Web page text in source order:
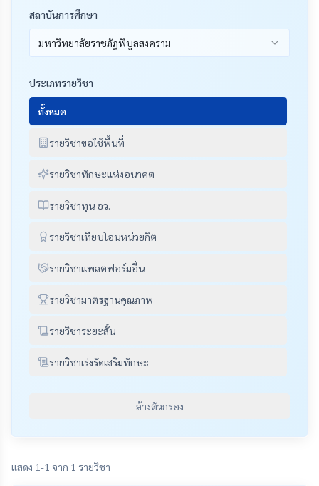
สถาบันการศึกษา
มหาวิทยาลัยราชภัฏพิบูลสงคราม
ประเภทรายวิชา
ทั้งหมด
รายวิชาขอใช้พื้นที่
รายวิชาทักษะแห่งอนาคต
รายวิชาทุน อว.
รายวิชาเทียบโอนหน่วยกิต
รายวิชาแพลตฟอร์มอื่น
รายวิชามาตรฐานคุณภาพ
รายวิชาระยะสั้น
รายวิชาเร่งรัดเสริมทักษะ
ล้างตัวกรอง
แสดง 1-1 จาก 1 รายวิชา